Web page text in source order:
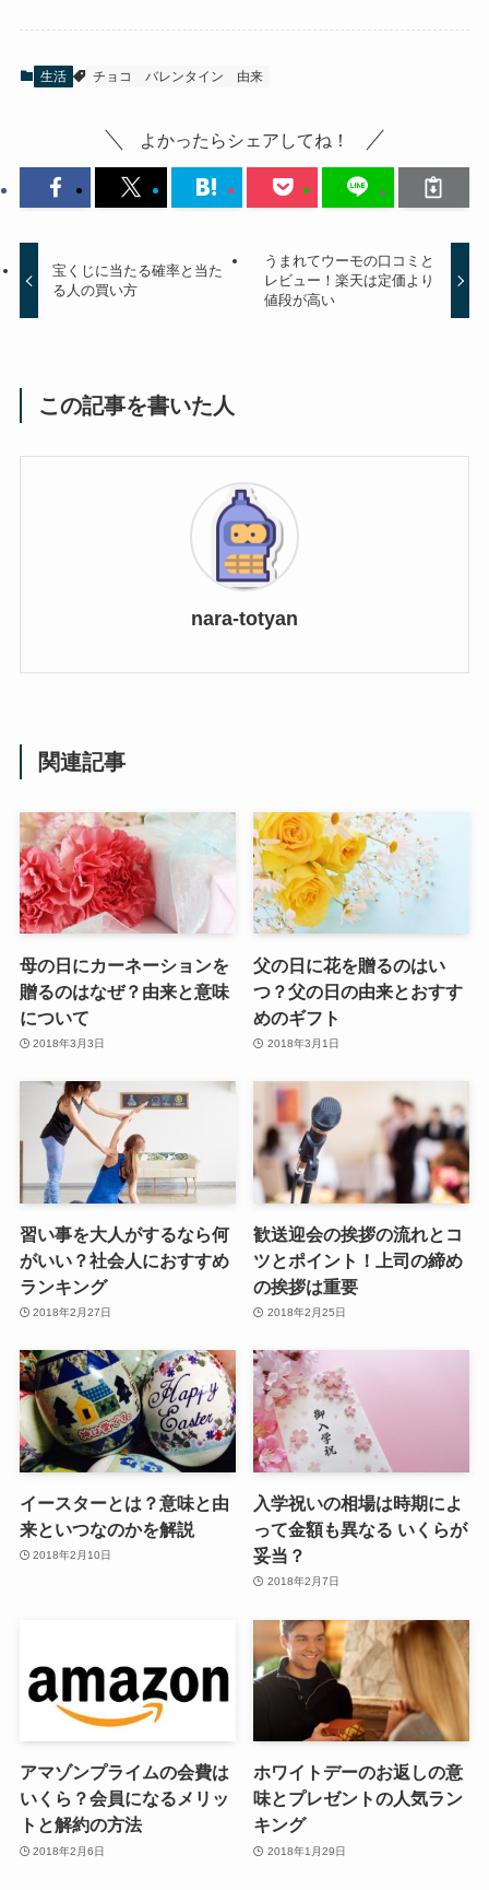
生活 チョコ バレンタイン 由来
よかったらシェアしてね！
宝くじに当たる確率と当た
る人の買い方
うまれてウーモの口コミと
レビュー！楽天は定価より
値段が高い
この記事を書いた人
nara-totyan
関連記事
母の日にカーネーションを
贈るのはなぜ？由来と意味
について
2018年3月3日
父の日に花を贈るのはい
つ？父の日の由来とおすす
めのギフト
2018年3月1日
習い事を大人がするなら何
がいい？社会人におすすめ
ランキング
2018年2月27日
歓送迎会の挨拶の流れとコ
ツとポイント！上司の締め
の挨拶は重要
2018年2月25日
イースターとは？意味と由
来といつなのかを解説
2018年2月10日
入学祝いの相場は時期によ
って金額も異なる いくらが
妥当？
2018年2月7日
アマゾンプライムの会費は
いくら？会員になるメリッ
トと解約の方法
2018年2月6日
ホワイトデーのお返しの意
味とプレゼントの人気ラン
キング
2018年1月29日